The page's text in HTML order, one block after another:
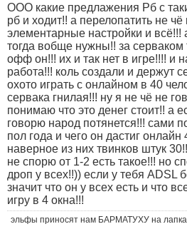
ООО какие предлажения Рб с
рб и ходит!! а перелопатить не чё
элементарные настройки и
тогда вобще нужны!! за серваком
офф он!!! их и так нет в игре!!!! и
работа!!! коль создали и держут
охото играть с онлайном в 40
сервака гнилая!!! ну я не чё не
понимаю что это денег стоит!! а
говорю народ потянется!!! сами
пол года и чего он дастиг онлайн
наверное из них твинков штук
не спорю от 1-2 есть такое!!! но
дроп у всех!!)) если у тебя ADSL
значит что он у всех есть и что
игру в 4 окна!!!
эльфы приносят нам БАРМАТУХУ на